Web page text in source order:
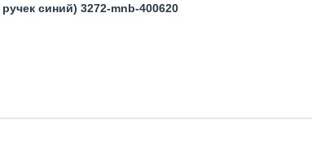
синий) 3272-mnb-400620